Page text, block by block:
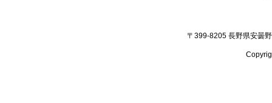
〒399-8205 長野県安曇